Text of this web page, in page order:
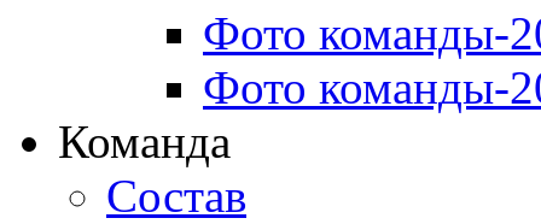
Фото команды-
Фото команды-
Команда
Состав